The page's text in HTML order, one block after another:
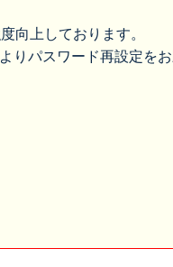
向上しております。
パスワード再設定をお